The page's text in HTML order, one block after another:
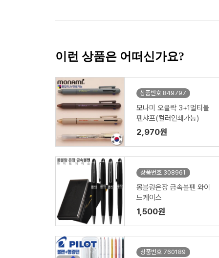
이런 상품은 어떠신가요?
상품번호 849797
모나미 오클락 3+1멀티볼
펜샤프(컬러인쇄가능)
2,970원
상품번호 308961
몽블랑은장 금속볼펜 와이
드케이스
1,500원
상품번호 760189